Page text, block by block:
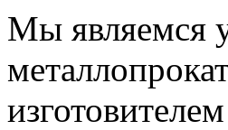
Мы являемся